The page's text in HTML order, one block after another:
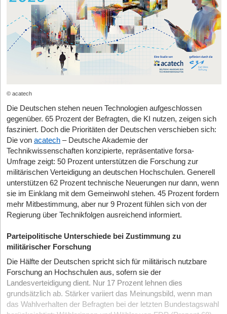
© acatech
Die Deutschen stehen neuen Technologien aufgeschlossen
gegenüber. 65 Prozent der Befragten, die KI nutzen, zeigen sich
fasziniert. Doch die Prioritäten der Deutschen verschieben sich:
Die von acatech – Deutsche Akademie der
Technikwissenschaften konzipierte, repräsentative forsa-
Umfrage zeigt: 50 Prozent unterstützen die Forschung zur
militärischen Verteidigung an deutschen Hochschulen. Generell
unterstützen 62 Prozent technische Neuerungen nur dann, wenn
sie im Einklang mit dem Gemeinwohl stehen. 45 Prozent fordern
mehr Mitbestimmung, aber nur 9 Prozent fühlen sich von der
Regierung über Technikfolgen ausreichend informiert.
Parteipolitische Unterschiede bei Zustimmung zu
militärischer Forschung
Die Hälfte der Deutschen spricht sich für militärisch nutzbare
Forschung an Hochschulen aus, sofern sie der
Landesverteidigung dient. Nur 17 Prozent lehnen dies
grundsätzlich ab. Stärker variiert das Meinungsbild, wenn man
das Wahlverhalten der Befragten bei der letzten Bundestagswahl